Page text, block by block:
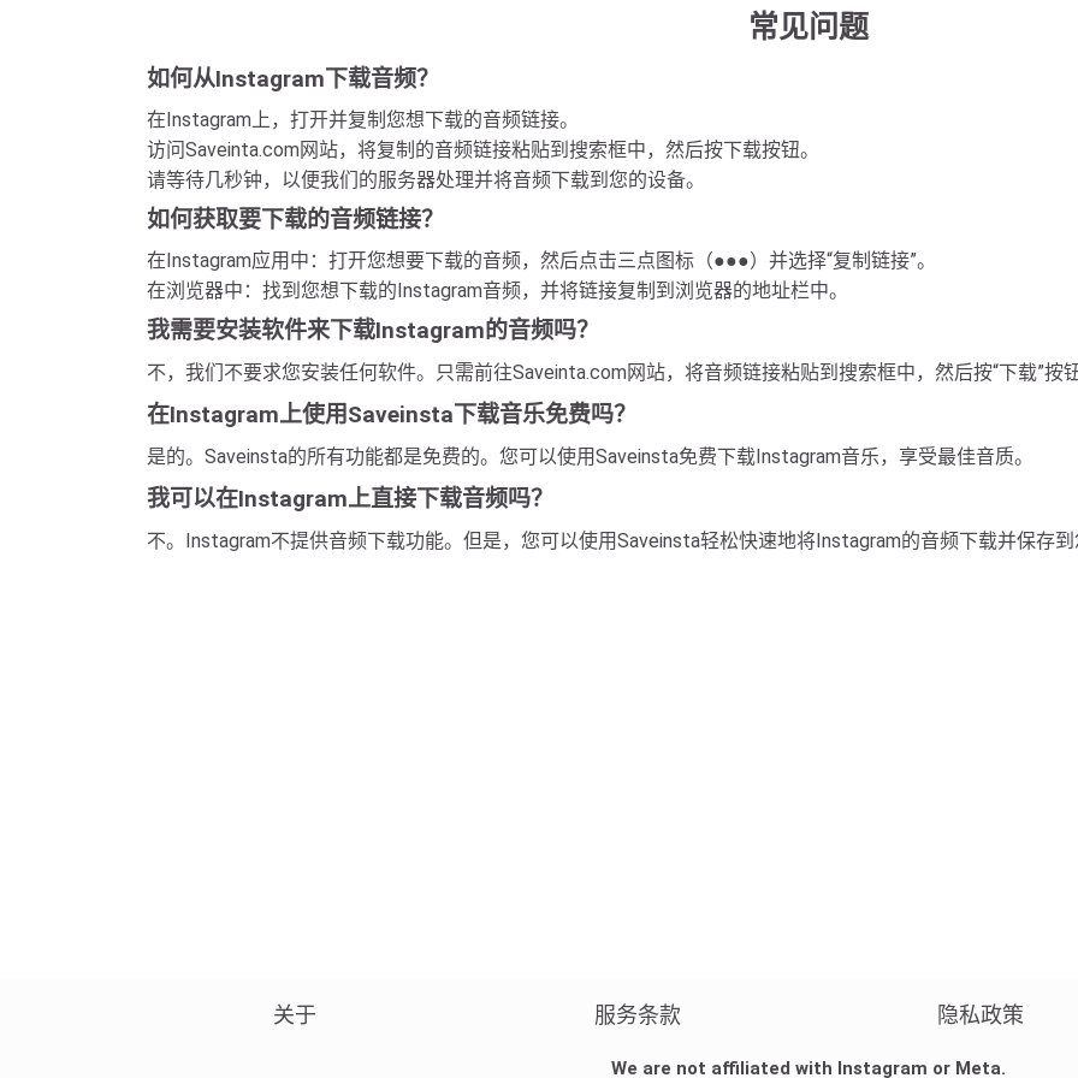
常见问题
如何从Instagram下载音频？
在Instagram上，打开并复制您想下载的音频链接。
访问Saveinta.com网站，将复制的音频链接粘贴到搜索框中，然后按下载按钮。
请等待几秒钟，以便我们的服务器处理并将音频下载到您的设备。
如何获取要下载的音频链接？
在Instagram应用中：打开您想要下载的音频，然后点击三点图标（●●●）并选择“复制链接”。
在浏览器中：找到您想下载的Instagram音频，并将链接复制到浏览器的地址栏中。
我需要安装软件来下载Instagram的音频吗？
不，我们不要求您安装任何软件。只需前往Saveinta.com网站，将音频链接粘贴到搜索框中，然后按“下载”按
在Instagram上使用Saveinsta下载音乐免费吗？
是的。Saveinsta的所有功能都是免费的。您可以使用Saveinsta免费下载Instagram音乐，享受最佳音质。
我可以在Instagram上直接下载音频吗？
不。Instagram不提供音频下载功能。但是，您可以使用Saveinsta轻松快速地将Instagram的音频下载并保存
关于 服务条款 隐私政策
We are not affiliated with Instagram or Meta.